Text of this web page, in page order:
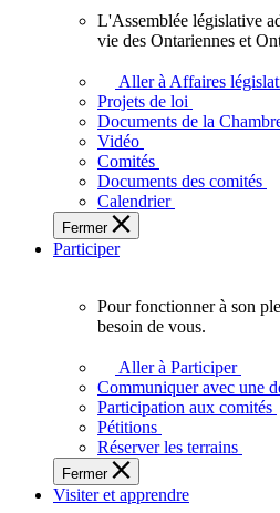
l'Ontario.
L'Assemblée
adopte
touchent
des
Ontariennes
et
L'Assemblée législative
vie des Ontariennes et
Aller à Affaires
Projets de loi
Documents de la
Vidéo
Comités
Documents des comités
Calendrier
Fermer
Participer
plein
potentiel,
l'Assemblée
a
besoin
de
Pour fonctionner à son
besoin de vous.
Aller à Participer
Communiquer avec une
Participation aux comités
Pétitions
Réserver les terrains
Fermer
Visiter et apprendre